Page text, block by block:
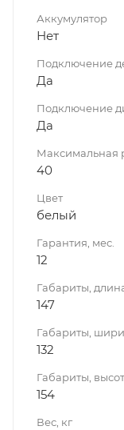
Аккумулятор
Нет
Подключение
Да
Подключение
Да
Максимальная
40
Цвет
белый
Гарантия, мес.
12
Габариты,
147
Габариты,
132
Габариты,
154
Вес, кг